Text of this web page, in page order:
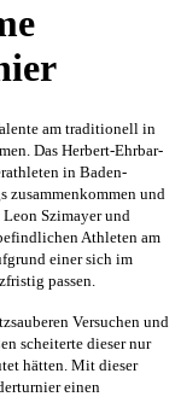
am traditionell in
Das Herbert-Ehrbar-
in Baden-
zusammenkommen und
Szimayer und
Athleten am
einer sich im
passen.
Versuchen und
scheiterte dieser nur
hätten. Mit dieser
einen